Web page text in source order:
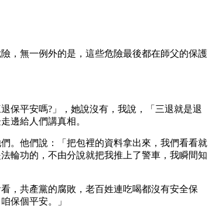
，無一例外的是，這些危險最後都在師父的保護
保平安嗎?」，她說沒有，我說，「三退就是退
邊給人們講真相。
。他們說：「把包裡的資料拿出來，我們看看就
輪功的，不由分說就把我推上了警車，我瞬間知
，共產黨的腐敗，老百姓連吃喝都沒有安全保
保個平安。」